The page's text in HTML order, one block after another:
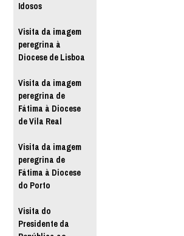
Idosos
Visita da imagem
peregrina à
Diocese de Lisboa
Visita da imagem
peregrina de
Fátima à Diocese
de Vila Real
Visita da imagem
peregrina de
Fátima à Diocese
do Porto
Visita do
Presidente da